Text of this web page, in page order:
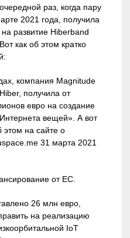
раз, когда пару
2021 года, получила
развитие Hiberband
как об этом кратко
компания Magnitude
получила от
евро на создание
вещей». А вот
на сайте о
31 марта 2021
от ЕС.
26 млн евро,
на реализацию
IoT